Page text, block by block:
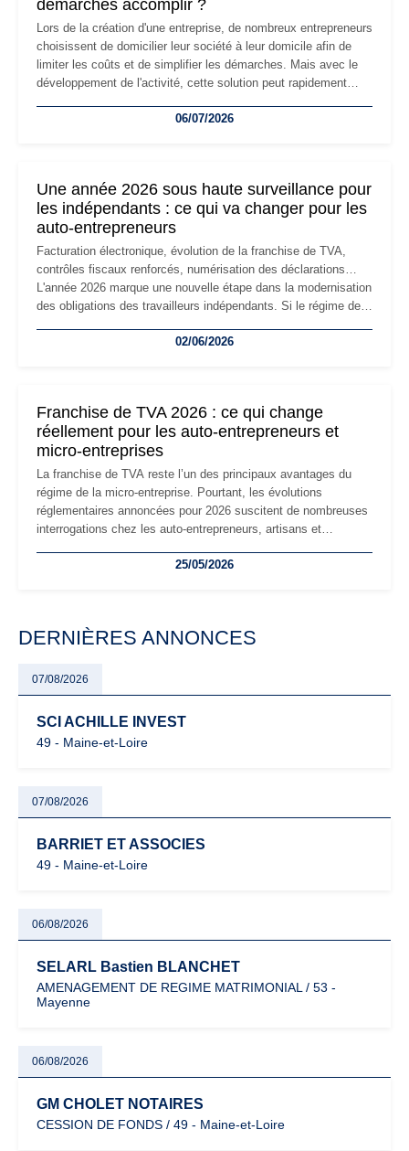
démarches accomplir ?
Lors de la création d'une entreprise, de nombreux entrepreneurs
choisissent de domicilier leur société à leur domicile afin de
limiter les coûts et de simplifier les démarches. Mais avec le
développement de l'activité, cette solution peut rapidement
professionnels, recrutement, image de marque… Le
06/07/2026
Une année 2026 sous haute surveillance pour
les indépendants : ce qui va changer pour les
auto-entrepreneurs
Facturation électronique, évolution de la franchise de TVA,
contrôles fiscaux renforcés, numérisation des déclarations…
L'année 2026 marque une nouvelle étape dans la modernisation
des obligations des travailleurs indépendants. Si le régime de
les auto-entrepreneurs devront s'adapter à un environnement
02/06/2026
Franchise de TVA 2026 : ce qui change
réellement pour les auto-entrepreneurs et
micro-entreprises
La franchise de TVA reste l’un des principaux avantages du
régime de la micro-entreprise. Pourtant, les évolutions
réglementaires annoncées pour 2026 suscitent de nombreuses
interrogations chez les auto-entrepreneurs, artisans et
facturation ou risque de bascule vers la TVA : les règles
25/05/2026
DERNIÈRES ANNONCES
07/08/2026
SCI ACHILLE INVEST
49 - Maine-et-Loire
07/08/2026
BARRIET ET ASSOCIES
49 - Maine-et-Loire
06/08/2026
SELARL Bastien BLANCHET
AMENAGEMENT DE REGIME MATRIMONIAL / 53 -
Mayenne
06/08/2026
GM CHOLET NOTAIRES
CESSION DE FONDS / 49 - Maine-et-Loire